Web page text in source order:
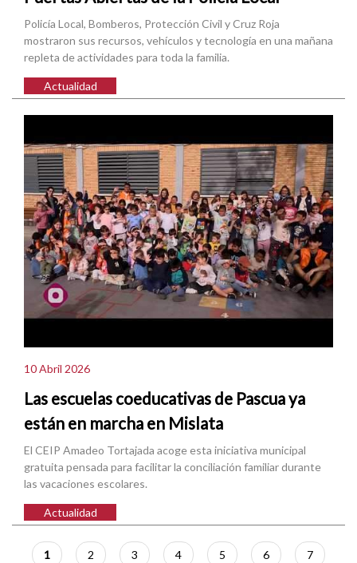
Policía Local, Bomberos, Protección Civil y Cruz Roja
mostraron sus recursos, vehículos y tecnología en una mañana
repleta de actividades para toda la familia.
Actualidad
10 Abril 2026
Las escuelas coeducativas de Pascua ya
están en marcha en Mislata
El CEIP Amadeo Tortajada acoge esta iniciativa municipal
gratuita pensada para facilitar la conciliación familiar durante
las vacaciones escolares.
Actualidad
Paginación
Página
1 Página
2 Página
3 Página
4 Página
5 Página
6 Página
7